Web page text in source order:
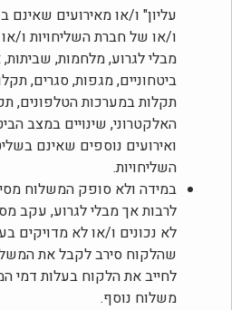
עליון" ו/או מאירועים
ו/או של חברת השליחויות ו/
מבלי לגרוע, מלחמות,
ביטחוניים, מגפות, סגרים,
תקלות במערכות הטלפונים,
האלקטרוני, שינויים במצב
ואירועים נוספים שאינם
השליחויות.
במידה ולא סופק המשלוח
לרבות אך מבלי לגרוע, עקב
לא נכונים ו/או לא מדויקים
שהלקוח סירב לקבל את
לחייב את הלקוח בעלות דמי
משלוח נוסף.